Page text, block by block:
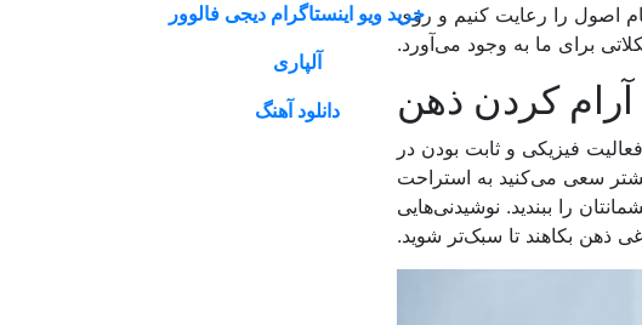
اصول را رعایت کنیم و روی
برای ما به وجود می‌آورد.
فیزیکی و ثابت بودن در
سعی می‌کنید به استراحت
را ببندید. نوشیدنی‌هایی
ذهن بکاهند تا سبک‌تر شوید.
خرید ویو اینستاگرام دیجی فالوور
آلپاری
دانلود آهنگ